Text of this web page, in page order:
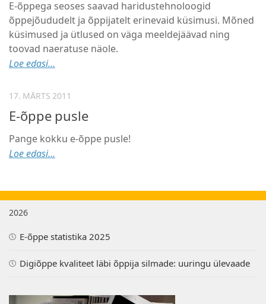
E-õppega seoses saavad haridustehnoloogid
õppejõududelt ja õppijatelt erinevaid küsimusi. Mõned
küsimused ja ütlused on väga meeldejäävad ning
toovad naeratuse näole.
Loe edasi...
17. MÄRTS 2011
E-õppe pusle
Pange kokku e-õppe pusle!
Loe edasi...
2026
E-õppe statistika 2025
Digiõppe kvaliteet läbi õppija silmade: uuringu ülevaade